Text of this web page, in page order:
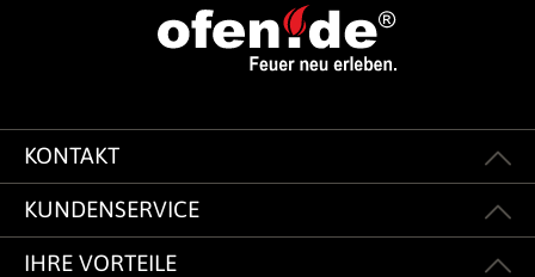
KONTAKT
KUNDENSERVICE
IHRE VORTEILE